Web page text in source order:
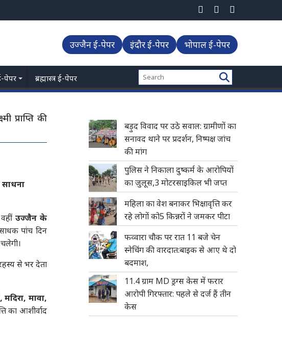
उज्जैन ई-पेपर इंदौर ई-पेपर भोपाल ई-पेपर
पेपर ब्रह्मास्त्र ई-पेपर
प्राप्ति की
साधना
उज्जैन के
पांच दिन
से भर देता
मदिरा, मावा,
का आशीर्वाद
बड़ुद विवाद पर उठे सवाल: ग्रामीणों का
सनावद थाने पर प्रदर्शन, निष्पक्ष जांच
की मांग
पुलिस ने निकाला दुष्कर्म के आरोपियों
का जुलूस,3 मोटरसाइकिल भी जप्त
महिला का वेश बनाकर भिक्षावृत्ति कर
रहे लोगों को5 किन्नरों ने जमकर पीटा
फव्वारा चौक पर रात 11 बजे चेन
स्नेचिंग की वारदात:बाइक से आए थे दो
बदमाश,
11.4 ग्राम MD ड्रग्स केस में फरार
आरोपी गिरफ्तार: पहले से दर्ज हैं तीन
केस